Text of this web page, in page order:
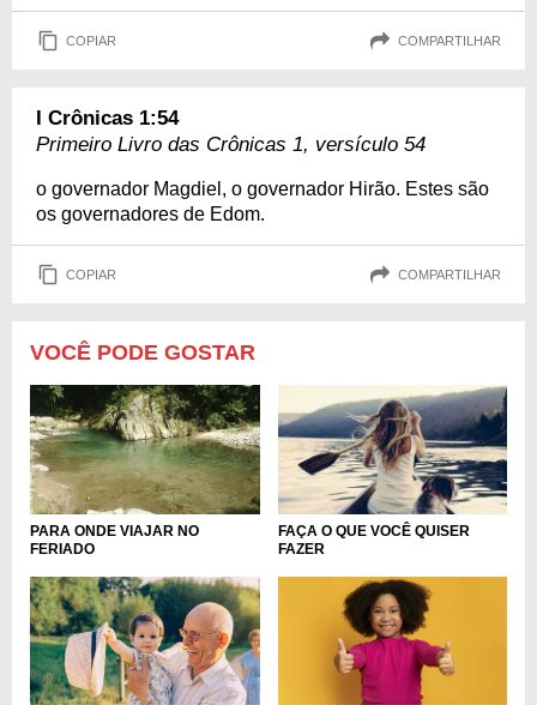
COPIAR COMPARTILHAR
I Crônicas 1:54
Primeiro Livro das Crônicas 1, versículo 54
o governador Magdiel, o governador Hirão. Estes são
os governadores de Edom.
COPIAR COMPARTILHAR
VOCÊ PODE GOSTAR
PARA ONDE VIAJAR NO
FERIADO
FAÇA O QUE VOCÊ QUISER
FAZER